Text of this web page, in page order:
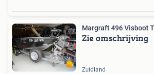
Margraft 496 Visboot
Zie omschrijving
Zuidland